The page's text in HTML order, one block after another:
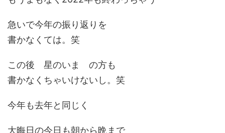
急いで今年の振り返りを
書かなくては。笑
この後 星のいま の方も
書かなくちゃいけないし。笑
今年も去年と同じく
大晦日の今日も朝から晩まで